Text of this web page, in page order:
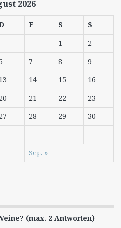
2026
F S
S
1
2
7 8
9
13 14 15
16
20 21 22
23
27 28 29
30
Sep. »
(max. 2 Antworten)